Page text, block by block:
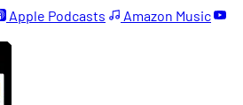
Apple Podcasts
Amazon Music